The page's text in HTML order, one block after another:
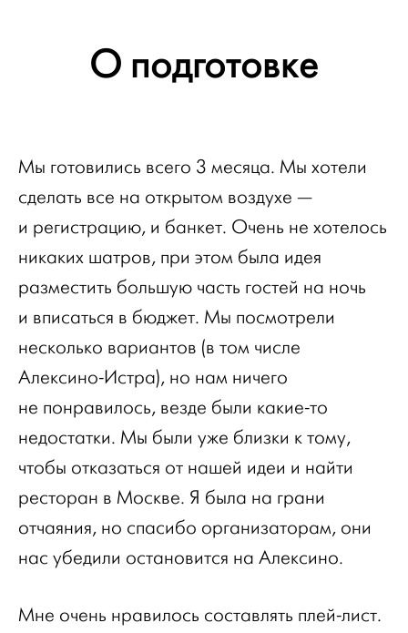
О подготовке
Мы готовились всего 3 месяца. Мы хотели
сделать все на открытом воздухе —
и регистрацию, и банкет. Очень не хотелось
никаких шатров, при этом была идея
разместить большую часть гостей на ночь
и вписаться в бюджет. Мы посмотрели
несколько вариантов (в том числе
Алексино-Истра), но нам ничего
не понравилось, везде были какие-то
недостатки. Мы были уже близки к тому,
чтобы отказаться от нашей идеи и найти
ресторан в Москве. Я была на грани
отчаяния, но спасибо организаторам, они
нас убедили остановится на Алексино.
Мне очень нравилось составлять плей-лист.